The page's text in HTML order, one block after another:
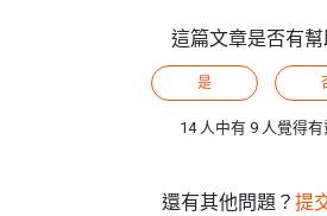
這篇文章是否有幫
是
14 人中有 9 人覺得有
還有其他問題？ 提